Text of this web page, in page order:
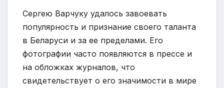
Сергею Варчуку удалось завоевать
популярность и признание своего таланта
в Беларуси и за ее пределами. Его
фотографии часто появляются в прессе и
на обложках журналов, что
свидетельствует о его значимости в мире